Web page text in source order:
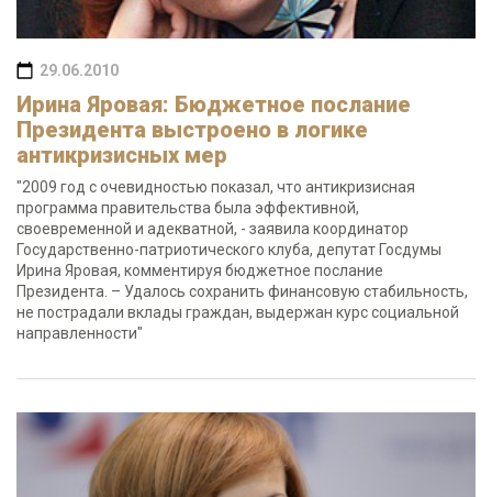
29.06.2010
Ирина Яровая: Бюджетное послание
Президента выстроено в логике
антикризисных мер
"2009 год с очевидностью показал, что антикризисная
программа правительства была эффективной,
своевременной и адекватной, - заявила координатор
Государственно-патриотического клуба, депутат Госдумы
Ирина Яровая, комментируя бюджетное послание
Президента. – Удалось сохранить финансовую стабильность,
не пострадали вклады граждан, выдержан курс социальной
направленности"